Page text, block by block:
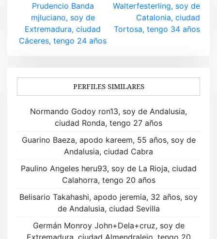
v
ó
n
e
Prudencio Banda
mjluciano, soy de
Extremadura, ciudad
Cáceres, tengo 24 años
Walterfesterling, soy de
Catalonia, ciudad
Tortosa, tengo 34 años
PERFILES SIMILARES
Normando Godoy ron13, soy de Andalusia,
ciudad Ronda, tengo 27 años
Guarino Baeza, apodo kareem, 55 años, soy de
Andalusia, ciudad Cabra
Paulino Angeles heru93, soy de La Rioja, ciudad
Calahorra, tengo 20 años
Belisario Takahashi, apodo jeremia, 32 años, soy
de Andalusia, ciudad Sevilla
Germán Monroy John+Dela+cruz, soy de